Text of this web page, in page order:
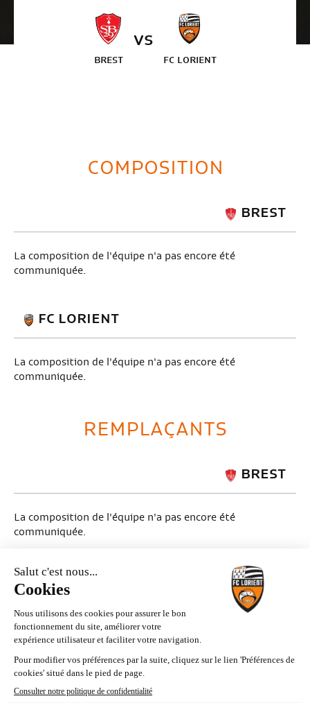
BREST
VS
FC LORIENT
COMPOSITION
BREST
La composition de l'équipe n'a pas encore été
communiquée.
FC LORIENT
La composition de l'équipe n'a pas encore été
communiquée.
REMPLAÇANTS
BREST
La composition de l'équipe n'a pas encore été
communiquée.
FC LORIENT
La composition de l'équipe n'a pas encore été
communiquée.
STATISTIQUES